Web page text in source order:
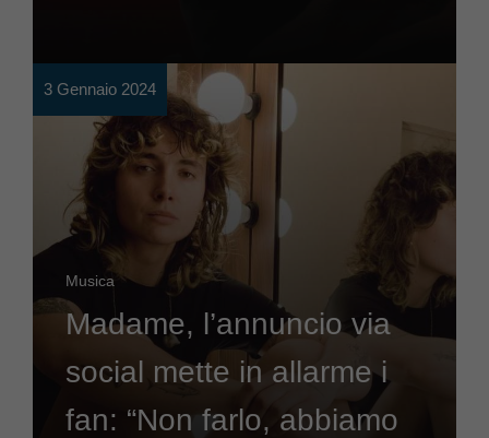
3 Gennaio 2024
Musica
Madame, l’annuncio via
social mette in allarme i
fan: “Non farlo, abbiamo